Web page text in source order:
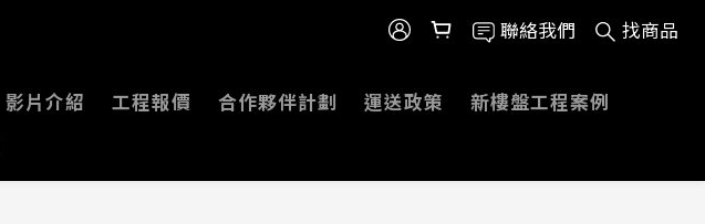
聯絡我們 找商品
影片介紹 工程報價 合作夥伴計劃 運送政策
新樓盤工程案例